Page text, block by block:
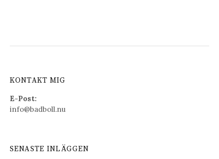
KONTAKT MIG
E-Post:
info@badboll.nu
SENASTE INLÄGGEN